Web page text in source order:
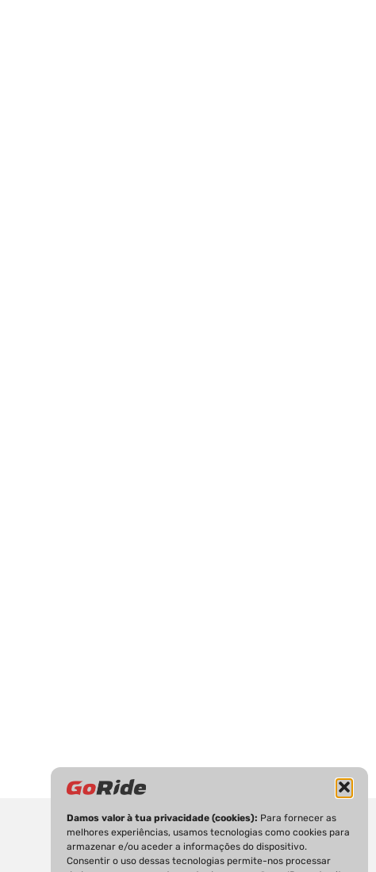
Damos valor à tua privacidade (cookies): Para fornecer as
melhores experiências, usamos tecnologias como cookies para
armazenar e/ou aceder a informações do dispositivo.
Consentir o uso dessas tecnologias permite-nos processar